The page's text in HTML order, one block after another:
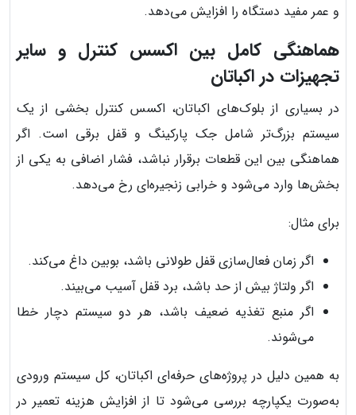
و عمر مفید دستگاه را افزایش می‌دهد.
هماهنگی کامل بین اکسس کنترل و سایر
تجهیزات در اکباتان
در بسیاری از بلوک‌های اکباتان، اکسس کنترل بخشی از یک
سیستم بزرگ‌تر شامل جک پارکینگ و قفل برقی است. اگر
هماهنگی بین این قطعات برقرار نباشد، فشار اضافی به یکی از
بخش‌ها وارد می‌شود و خرابی زنجیره‌ای رخ می‌دهد.
برای مثال:
اگر زمان فعال‌سازی قفل طولانی باشد، بوبین داغ می‌کند.
اگر ولتاژ بیش از حد باشد، برد قفل آسیب می‌بیند.
اگر منبع تغذیه ضعیف باشد، هر دو سیستم دچار خطا
می‌شوند.
به همین دلیل در پروژه‌های حرفه‌ای اکباتان، کل سیستم ورودی
به‌صورت یکپارچه بررسی می‌شود تا از افزایش هزینه تعمیر در